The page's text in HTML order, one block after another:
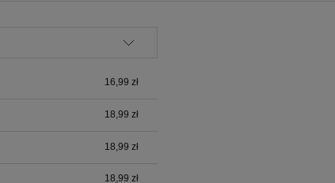
16,99 zł
18,99 zł
18,99 zł
18,99 zł